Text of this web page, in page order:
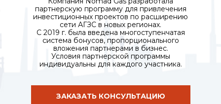
партнерскую программу для привлечения
инвестиционных проектов по расширению
сети АГЗС в новых регионах.
С 2019 г. была введена многоступенчатая
система бонусов, пропорционального
вложения партнерами в бизнес.
Условия партнерской программы
индивидуальны для каждого участника.
ЗАКАЗАТЬ КОНСУЛЬТАЦИЮ